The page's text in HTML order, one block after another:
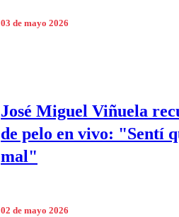
03 de mayo 2026
José Miguel Viñuela
de pelo en vivo: "Sentí
mal"
02 de mayo 2026